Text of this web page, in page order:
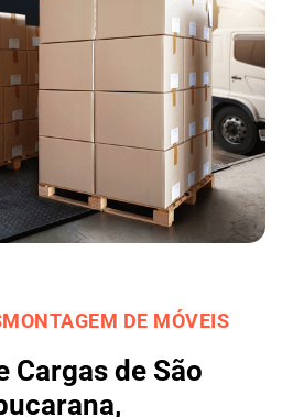
DE MÓVEIS
Cargas de São